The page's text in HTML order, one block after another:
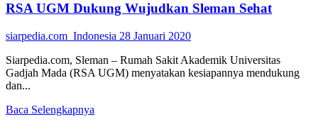
Gamping,
Sekolah
Aman
Bencana
RSA UGM Dukung Wujudkan Sleman Sehat
siarpedia.com_Indonesia 28 Januari 2020
Siarpedia.com, Sleman – Rumah Sakit Akademik Universitas
Gadjah Mada (RSA UGM) menyatakan kesiapannya mendukung
dan...
Baca Selengkapnya